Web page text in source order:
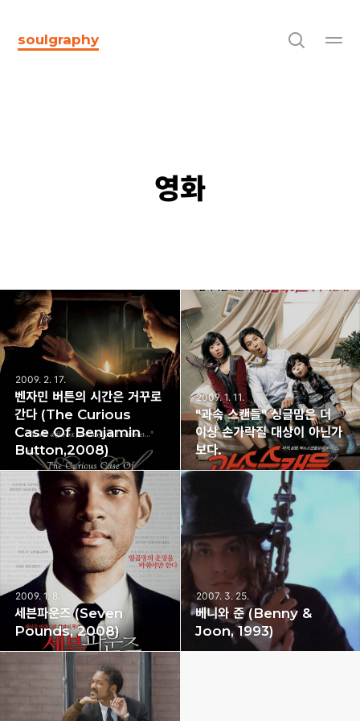
soulgraphy
영화
2009. 2. 17.
11:27
벤자민 버튼의 시간은 거꾸로
간다 (The Curious
Case Of Benjamin
Button,2008)
2009. 1. 11.
01:42
"과속 스캔들" 싱글맘은 더
이상 손가락질 대상이 아닌가
보다.
2009. 1. 8.
18:53
세븐파운즈 (Seven
Pounds, 2008)
2007. 3. 25.
04:06
베니와 준 (Benny &
Joon, 1993)